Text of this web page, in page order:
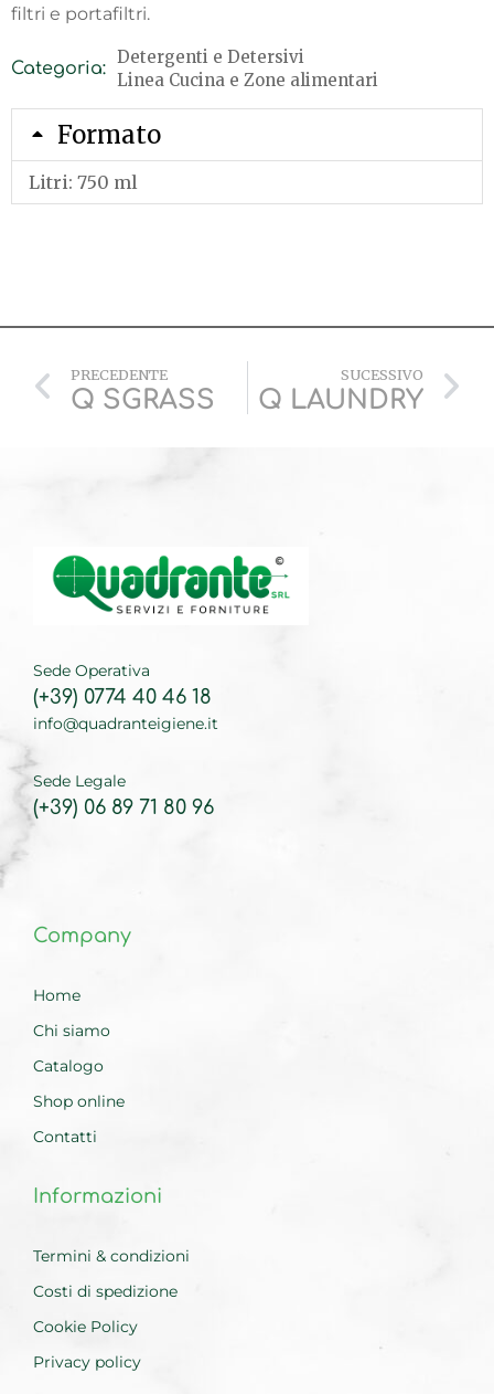
filtri e portafiltri.
Categoria:
Detergenti e Detersivi
Linea Cucina e Zone alimentari
Formato
Litri: 750 ml
PRECEDENTE
Q SGRASS
SUCESSIVO
Q LAUNDRY
Sede Operativa
(+39) 0774 40 46 18
info@quadranteigiene.it
Sede Legale
(+39) 06 89 71 80 96
Company
Home
Chi siamo
Catalogo
Shop online
Contatti
Informazioni
Termini & condizioni
Costi di spedizione
Cookie Policy
Privacy policy